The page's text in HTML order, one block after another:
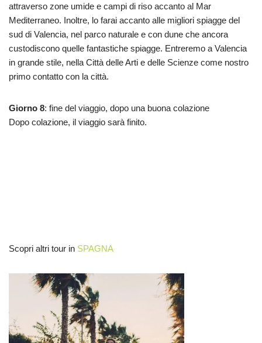
attraverso zone umide e campi di riso accanto al Mar
Mediterraneo. Inoltre, lo farai accanto alle migliori spiagge del
sud di Valencia, nel parco naturale e con dune che ancora
custodiscono quelle fantastiche spiagge. Entreremo a Valencia
in grande stile, nella Città delle Arti e delle Scienze come nostro
primo contatto con la città.
Giorno 8: fine del viaggio, dopo una buona colazione
Dopo colazione, il viaggio sarà finito.
Scopri altri tour in SPAGNA